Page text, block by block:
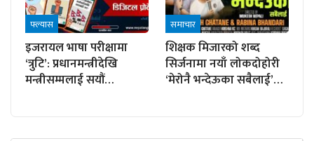
फ्ल्यास
इजरायल भाषा परीक्षामा
‘त्रुटि’: प्रधानमन्त्रीदेखि
मन्त्रीसम्मलाई सयौं…
समाचार
शिक्षक मिजारको शब्द
सिर्जनामा नयाँ लोकदोहोरी
‘मेरोनै भन्देऊका सबैलाई’…